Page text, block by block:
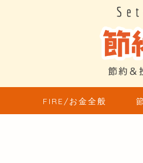
FIRE/お金全般